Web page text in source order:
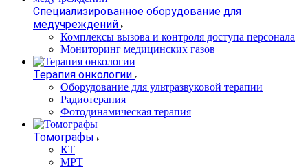
Специализированное оборудование для
медучреждений
Комплексы вызова и контроля доступа персонала
Мониторинг медицинских газов
Терапия онкологии
Оборудование для ультразвуковой терапии
Радиотерапия
Фотодинамическая терапия
Томографы
КТ
МРТ